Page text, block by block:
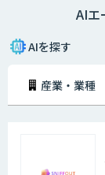
ェントを取り入れ
AIエ
AIを探す
産業・業種